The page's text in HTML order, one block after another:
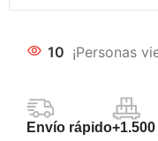
10 ¡Personas
Envío rápido